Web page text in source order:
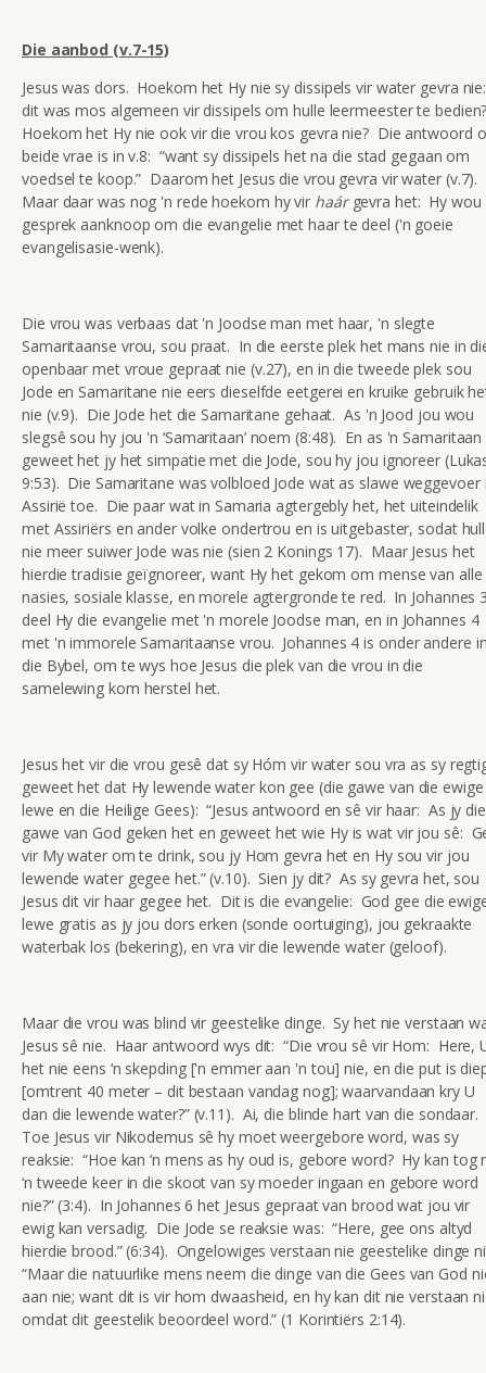
Die aanbod (v.7-15)
Jesus was dors. Hoekom het Hy nie sy dissipels vir water gevra
dit was mos algemeen vir dissipels om hulle leermeester te
Hoekom het Hy nie ook vir die vrou kos gevra nie? Die antwoord
beide vrae is in v.8: “want sy dissipels het na die stad gegaan om
voedsel te koop.” Daarom het Jesus die vrou gevra vir water (v.7).
Maar daar was nog 'n rede hoekom hy vir haárgevra het: Hy wou
gesprek aanknoop om die evangelie met haar te deel ('n goeie
evangelisasie-wenk).
Die vrou was verbaas dat 'n Joodse man met haar, 'n slegte
Samaritaanse vrou, sou praat. In die eerste plek het mans nie in
openbaar met vroue gepraat nie (v.27), en in die tweede plek sou
Jode en Samaritane nie eers dieselfde eetgerei en kruike gebruik
nie (v.9). Die Jode het die Samaritane gehaat. As 'n Jood jou wou
slegsê sou hy jou 'n ‘Samaritaan’ noem (8:48). En as 'n Samaritaan
geweet het jy het simpatie met die Jode, sou hy jou ignoreer
9:53). Die Samaritane was volbloed Jode wat as slawe weggevoer
Assirië toe. Die paar wat in Samaria agtergebly het, het uiteindelik
met Assiriërs en ander volke ondertrou en is uitgebaster, sodat
nie meer suiwer Jode was nie (sien 2 Konings 17). Maar Jesus het
hierdie tradisie geïgnoreer, want Hy het gekom om mense van alle
nasies, sosiale klasse, en morele agtergronde te red. In Johannes
deel Hy die evangelie met 'n morele Joodse man, en in Johannes 4
met 'n immorele Samaritaanse vrou. Johannes 4 is onder andere
die Bybel, om te wys hoe Jesus die plek van die vrou in die
samelewing kom herstel het.
Jesus het vir die vrou gesê dat sy Hóm vir water sou vra as sy
geweet het dat Hy lewende water kon gee (die gawe van die ewige
lewe en die Heilige Gees): “Jesus antwoord en sê vir haar: As jy die
gawe van God geken het en geweet het wie Hy is wat vir jou sê:
vir My water om te drink, sou jy Hom gevra het en Hy sou vir jou
lewende water gegee het.” (v.10). Sien jy dit? As sy gevra het, sou
Jesus dit vir haar gegee het. Dit is die evangelie: God gee die
lewe gratis as jy jou dors erken (sonde oortuiging), jou gekraakte
waterbak los (bekering), en vra vir die lewende water (geloof).
Maar die vrou was blind vir geestelike dinge. Sy het nie verstaan
Jesus sê nie. Haar antwoord wys dit: “Die vrou sê vir Hom: Here,
het nie eens ‘n skepding ['n emmer aan 'n tou] nie, en die put is
[omtrent 40 meter – dit bestaan vandag nog]; waarvandaan kry U
dan die lewende water?” (v.11). Ai, die blinde hart van die sondaar.
Toe Jesus vir Nikodemus sê hy moet weergebore word, was sy
reaksie: “Hoe kan ‘n mens as hy oud is, gebore word? Hy kan tog
‘n tweede keer in die skoot van sy moeder ingaan en gebore word
nie?” (3:4). In Johannes 6 het Jesus gepraat van brood wat jou vir
ewig kan versadig. Die Jode se reaksie was: “Here, gee ons altyd
hierdie brood.” (6:34). Ongelowiges verstaan nie geestelike dinge
“Maar die natuurlike mens neem die dinge van die Gees van God
aan nie; want dit is vir hom dwaasheid, en hy kan dit nie verstaan
omdat dit geestelik beoordeel word.” (1 Korintiërs 2:14).